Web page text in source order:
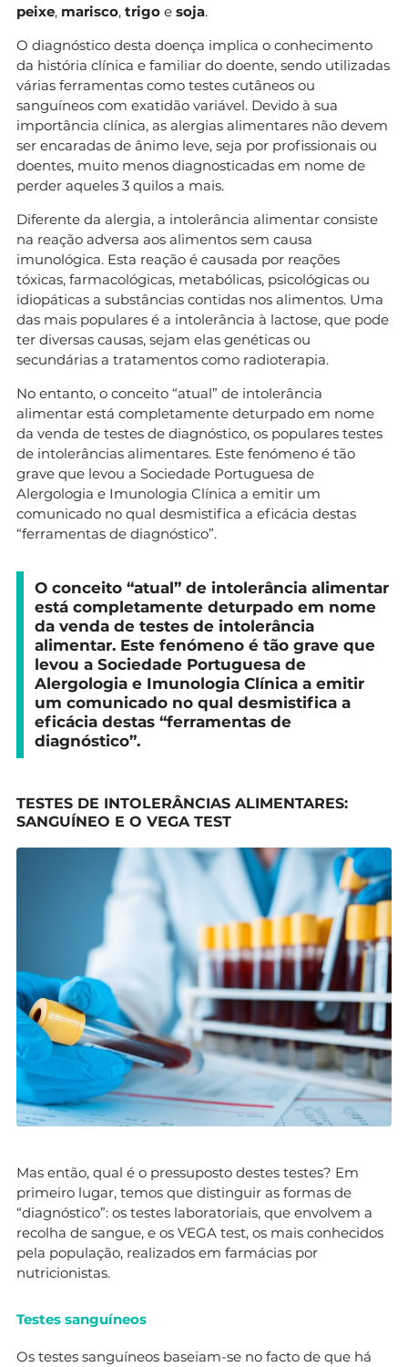
peixe, marisco, trigo e soja.
O diagnóstico desta doença implica o conhecimento
da história clínica e familiar do doente, sendo utilizadas
várias ferramentas como testes cutâneos ou
sanguíneos com exatidão variável. Devido à sua
importância clínica, as alergias alimentares não devem
ser encaradas de ânimo leve, seja por profissionais ou
doentes, muito menos diagnosticadas em nome de
perder aqueles 3 quilos a mais.
Diferente da alergia, a intolerância alimentar consiste
na reação adversa aos alimentos sem causa
imunológica. Esta reação é causada por reações
tóxicas, farmacológicas, metabólicas, psicológicas ou
idiopáticas a substâncias contidas nos alimentos. Uma
das mais populares é a intolerância à lactose, que pode
ter diversas causas, sejam elas genéticas ou
secundárias a tratamentos como radioterapia.
No entanto, o conceito “atual” de intolerância
alimentar está completamente deturpado em nome
da venda de testes de diagnóstico, os populares testes
de intolerâncias alimentares. Este fenómeno é tão
grave que levou a Sociedade Portuguesa de
Alergologia e Imunologia Clínica a emitir um
comunicado no qual desmistifica a eficácia destas
“ferramentas de diagnóstico”.
O conceito “atual” de intolerância alimentar
está completamente deturpado em nome
da venda de testes de intolerância
alimentar. Este fenómeno é tão grave que
levou a Sociedade Portuguesa de
Alergologia e Imunologia Clínica a emitir
um comunicado no qual desmistifica a
eficácia destas “ferramentas de
diagnóstico”.
TESTES DE INTOLERÂNCIAS ALIMENTARES:
SANGUÍNEO E O VEGA TEST
Mas então, qual é o pressuposto destes testes? Em
primeiro lugar, temos que distinguir as formas de
“diagnóstico”: os testes laboratoriais, que envolvem a
recolha de sangue, e os VEGA test, os mais conhecidos
pela população, realizados em farmácias por
nutricionistas.
Testes sanguíneos
Os testes sanguíneos baseiam-se no facto de que há